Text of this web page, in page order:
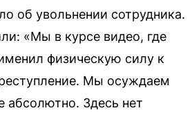
об увольнении сотрудника.
«Мы в курсе видео, где
физическую силу к
Мы осуждаем
абсолютно. Здесь нет